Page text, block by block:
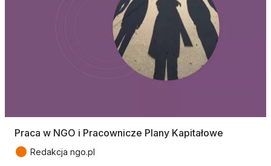
Praca w NGO i Pracownicze Plany Kapitałowe
● Redakcja ngo.pl